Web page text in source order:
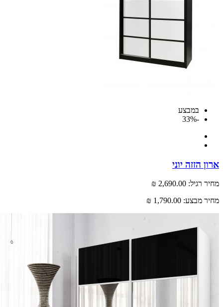
במבצע
הזזה יוני
רגיל: 2,690.00 ₪
מבצע: 1,790.00 ₪